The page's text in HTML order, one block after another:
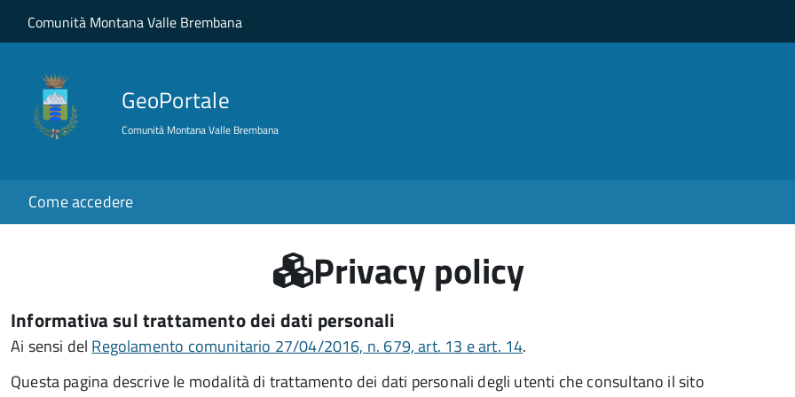
Salta al contenuto principale
Skip to site navigation
Comunità Montana Valle Brembana
GeoPortale
Comunità Montana Valle Brembana
Come accedere
Privacy policy
Informativa sul trattamento dei dati personali
Ai sensi del Regolamento comunitario 27/04/2016, n. 679, art. 13 e art. 14.
Questa pagina descrive le modalità di trattamento dei dati personali degli utenti che consultano il sito